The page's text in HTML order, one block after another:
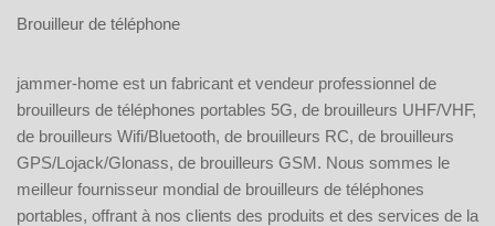
Brouilleur de téléphone
jammer-home est un fabricant et vendeur professionnel de
brouilleurs de téléphones portables 5G, de brouilleurs UHF/VHF,
de brouilleurs Wifi/Bluetooth, de brouilleurs RC, de brouilleurs
GPS/Lojack/Glonass, de brouilleurs GSM. Nous sommes le
meilleur fournisseur mondial de brouilleurs de téléphones
portables, offrant à nos clients des produits et des services de la